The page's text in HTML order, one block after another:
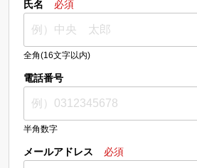
氏名 必須
全角(16文字以内)
電話番号
半角数字
メールアドレス 必須